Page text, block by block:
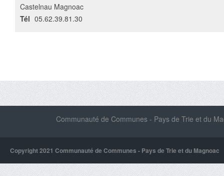
Castelnau Magnoac
Tél 05.62.39.81.30
Communauté de Communes - Pays de Trie et du
Copyright 2021 Communauté de Communes - Pays de Trie et du Magnoac